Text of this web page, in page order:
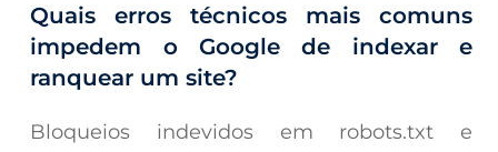
Quais erros técnicos mais comuns
impedem o Google de indexar e
ranquear um site?
Bloqueios indevidos em robots.txt e